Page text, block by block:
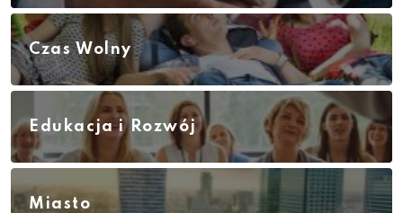
Czas Wolny
Edukacja i Rozwój
Miasto